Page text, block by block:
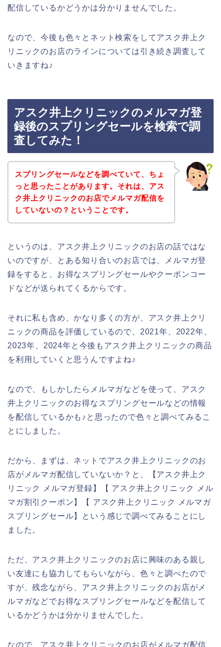
配信しているかどうかは分かりませんでした。
なので、今後も色々とネット検索をしてアスク井上ク
リニックのお店のラインについては引き続き調査して
いきますね♪
アスク井上クリニックのメルマガ登
録後のスプリングセールを検索で調
査してみた！
スプリングセールなどを調べていて、ちょ
っと思ったことがあります。それは、アス
ク井上クリニックのお店でメルマガ配信を
していないの？ということです。
というのは、アスク井上クリニックのお店の話ではな
いのですが、とある知り合いのお店では、メルマガ登
録をすると、お得なスプリングセールやクーポンコー
ドなどが送られてくるからです。
それに私も含め、かなり多くの方が、アスク井上クリ
ニックの商品を評価しているので、2021年、2022年、
2023年、2024年と今後もアスク井上クリニックの商品
を利用していくと思うんですよね♪
なので、もしかしたらメルマガなどを使って、アスク
井上クリニックのお得なスプリングセールなどの情報
を配信しているかも♪と思ったので色々と調べてみるこ
とにしました。
だから、まずは、ネットでアスク井上クリニックのお
店がメルマガ配信していないか？と、【アスク井上ク
リニック メルマガ登録】【 アスク井上クリニック メル
マガ割引クーポン】【 アスク井上クリニック メルマガ
スプリングセール】という感じで調べてみることにし
ました。
ただ、アスク井上クリニックのお店に興味のある親し
い友達にも協力してもらいながら、色々と調べたので
すが、残念ながら、アスク井上クリニックのお店がメ
ルマガなどでお得なスプリングセールなどを配信して
いるかどうかは分かりませんでした。
なので、アスク井上クリニックのお店がメルマガ配信